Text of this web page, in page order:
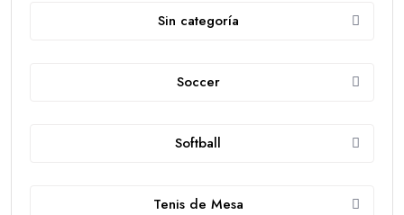
Sin categoría
Soccer
Softball
Tenis de Mesa